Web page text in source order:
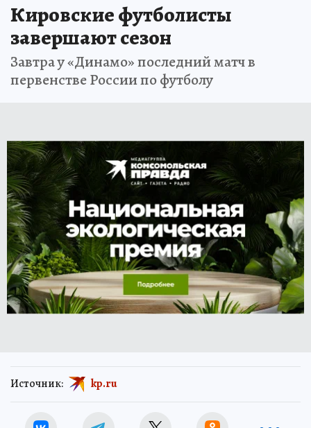
Кировские футболисты
завершают сезон
Завтра у «Динамо» последний матч в
первенстве России по футболу
Источник: kp.ru